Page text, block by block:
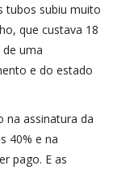
tubos subiu muito
que custava 18
uma
e do estado
na assinatura da
40% e na
pago. E as